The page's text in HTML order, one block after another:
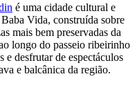
é uma cidade cultural e
Vida, construída sobre
mais bem preservadas da
longo do passeio ribeirinho
e desfrutar de espectáculos
e balcânica da região.